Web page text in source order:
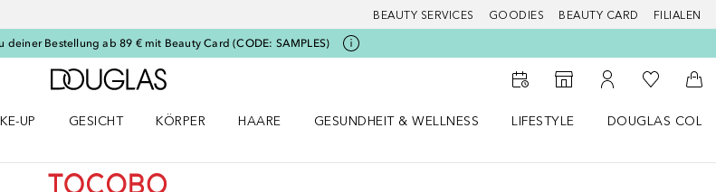
BEAUTY SERVICES GOODIES BEAUTY CARD FILIALEN
deiner Bestellung ab 89 € mit Beauty Card (CODE: SAMPLES)
Zur Douglas Startseite
Zum Storefinder
Zu Meinem
Zu Meiner
UP
GESICHT
KÖRPER
HAARE
GESUNDHEIT & WELLNESS
LIFESTYLE
DOUGLAS